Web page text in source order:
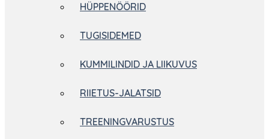
HÜPPENÖÖRID
TUGISIDEMED
KUMMILINDID JA LIIKUVUS
RIIETUS-JALATSID
TREENINGVARUSTUS